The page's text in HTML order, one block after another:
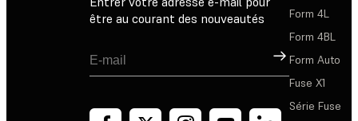
être au courant des nouveautés
Inscription
Form 4L
Form 4BL
Form Auto
Fuse X1
Série Fuse